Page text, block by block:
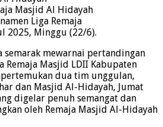
Masjid Al Hidayah
Liga Remaja
2025, Minggu (22/6).
semarak mewarnai pertandingan
Remaja Masjid LDII Kabupaten
dua tim unggulan,
dan Masjid Al-Hidayah, Jumat
digelar penuh semangat dan
oleh Remaja Masjid Al-Hidayah